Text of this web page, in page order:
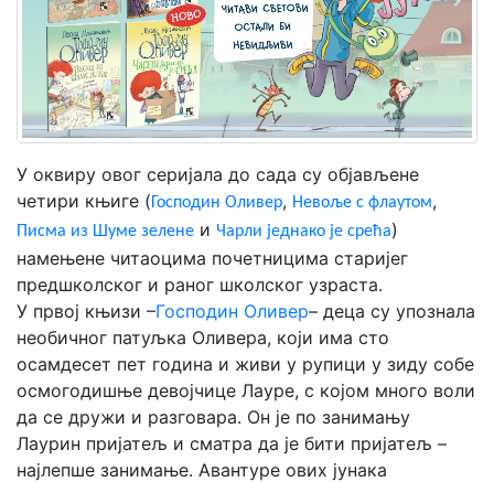
Мој
налог
У оквиру овог серијала до сада су објављене
четири књиге ( Господин Оливер, Невоље с флаутом,
Писма из Шуме зелене и Чарли једнако је срећа)
намењене читаоцима почетницима старијег
предшколског и раног школског узраста.
У првој књизи –Господин Оливер– деца су упознала
необичног патуљка Оливера, који има сто
осамдесет пет година и живи у рупици у зиду собе
осмогодишње девојчице Лауре, с којом много воли
да се дружи и разговара. Он је по занимању
Лаурин пријатељ и сматра да је бити пријатељ –
најлепше занимање. Авантуре ових јунака